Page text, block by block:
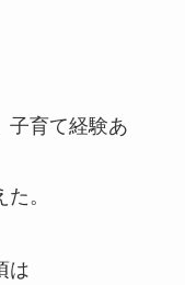
子育て経験あ
。
は